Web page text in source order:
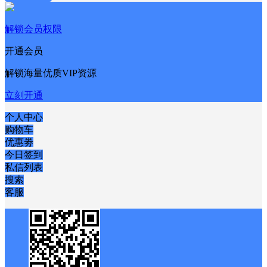
解锁会员权限
开通会员
解锁海量优质VIP资源
立刻开通
个人中心
购物车
优惠劵
今日签到
私信列表
搜索
客服